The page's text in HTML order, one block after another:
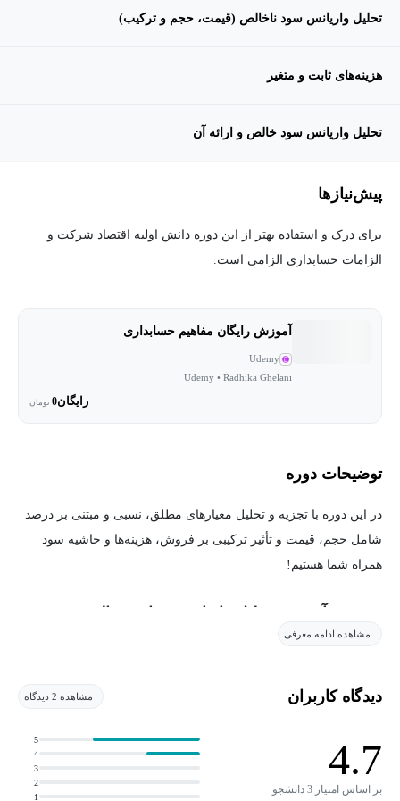
تحلیل واریانس سود ناخالص (قیمت، حجم و ترکیب)
هزینه‌های ثابت و متغیر
تحلیل واریانس سود خالص و ارائه آن
پیش‌نیاز‌ها
برای درک و استفاده بهتر از این دوره دانش اولیه اقتصاد شرکت و
الزامات حسابداری الزامی است.
آموزش رایگان مفاهیم حسابداری
Udemy
Udemy • Radhika Ghelani
رایگان0 تومان
توضیحات دوره
در این دوره با تجزیه و تحلیل معیارهای مطلق، نسبی و مبتنی بر درصد
شامل حجم، قیمت و تأثیر ترکیبی بر فروش، هزینه‌ها و حاشیه سود
همراه شما هستیم!
در دوره آموزش تحلیل واریانس در امور مالی چه
می‌آموزیم؟
است. شرکت‌ها به‌طور پیوسته عملکرد واقعی خود را با برنامه‌ها،
مقایسه‌ها به‌طور اجتناب‌ناپذیر منجر به تفاوت‌ها و انحرافات می‌شود که
نیاز به توضیح دارند. این انحرافات بیشتر در مورد عناصر صورت سود و
مشاهده ادامه معرفی
دیدگاه کاربران مشاهده 2 دیدگاه
4.7
بر اساس امتیاز 3 دانشجو
1
2
3
4
5